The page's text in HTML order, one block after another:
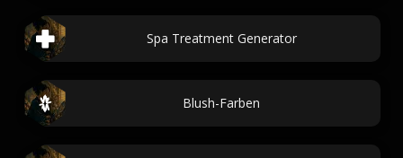
Spa Treatment Generator
Blush-Farben